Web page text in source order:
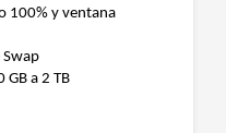
100% y ventana
Swap
GB a 2 TB